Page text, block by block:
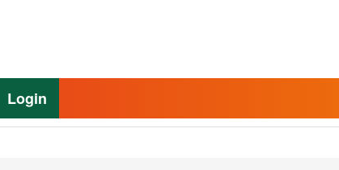
Login